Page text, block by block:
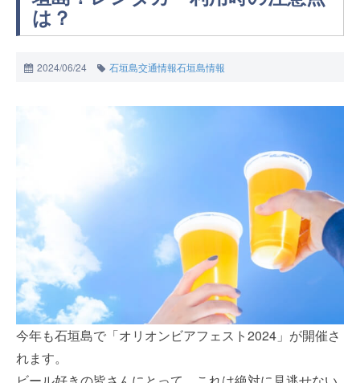
は？
2024/06/24 石垣島交通情報石垣島情報
今年も石垣島で「オリオンビアフェスト2024」が開催さ
れます。